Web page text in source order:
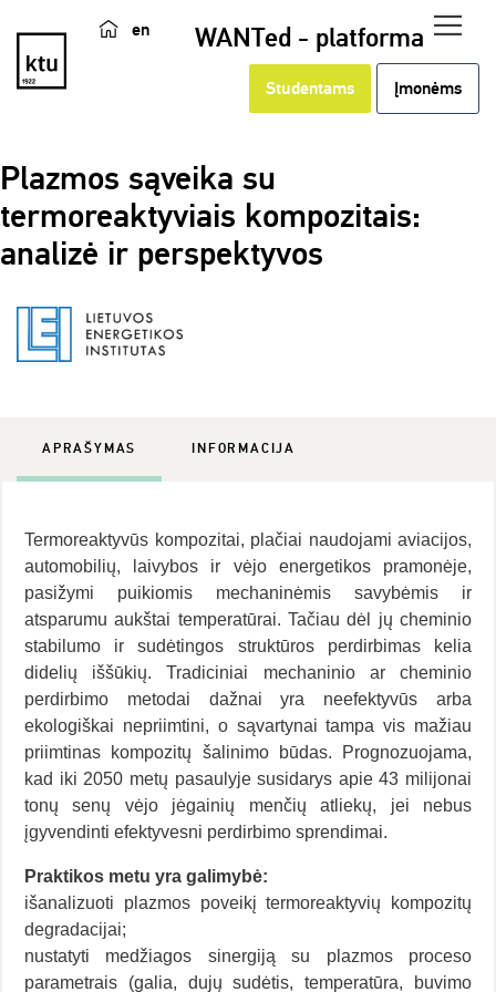
en WANTed - platforma
Studentams Įmonėms
Plazmos sąveika su
termoreaktyviais kompozitais:
analizė ir perspektyvos
APRAŠYMAS INFORMACIJA
Termoreaktyvūs kompozitai, plačiai naudojami aviacijos,
automobilių, laivybos ir vėjo energetikos pramonėje,
pasižymi puikiomis mechaninėmis savybėmis ir
atsparumu aukštai temperatūrai. Tačiau dėl jų cheminio
stabilumo ir sudėtingos struktūros perdirbimas kelia
didelių iššūkių. Tradiciniai mechaninio ar cheminio
perdirbimo metodai dažnai yra neefektyvūs arba
ekologiškai nepriimtini, o sąvartynai tampa vis mažiau
priimtinas kompozitų šalinimo būdas. Prognozuojama,
kad iki 2050 metų pasaulyje susidarys apie 43 milijonai
tonų senų vėjo jėgainių menčių atliekų, jei nebus
įgyvendinti efektyvesni perdirbimo sprendimai.
Praktikos metu yra galimybė:
išanalizuoti plazmos poveikį termoreaktyvių kompozitų
degradacijai;
nustatyti medžiagos sinergiją su plazmos proceso
parametrais (galia, dujų sudėtis, temperatūra, buvimo